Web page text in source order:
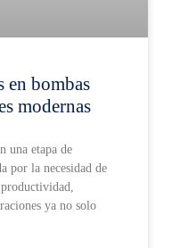
en bombas
modernas
una etapa de
por la necesidad de
productividad,
ya no solo